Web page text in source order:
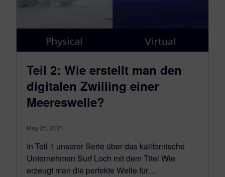
Teil 2: Wie erstellt man den
digitalen Zwilling einer
Meereswelle?
May 25, 2021
In Teil 1 unserer Serie über das kalifornische
Unternehmen Surf Loch mit dem Titel Wie
erzeugt man die perfekte Welle für…